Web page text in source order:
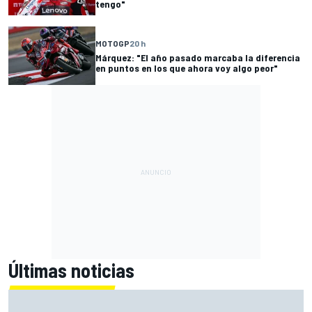
tengo"
MOTOGP20 h
Márquez: "El año pasado marcaba la diferencia
en puntos en los que ahora voy algo peor"
Últimas noticias